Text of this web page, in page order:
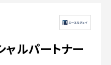
ャルパートナー